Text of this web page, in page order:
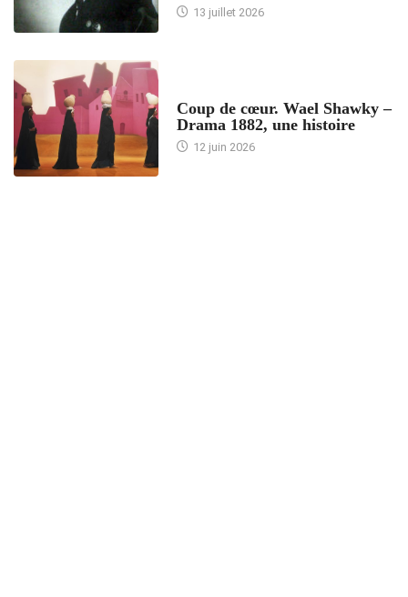
13 juillet 2026
Coup de cœur. Wael Shawky –
Drama 1882, une histoire
12 juin 2026